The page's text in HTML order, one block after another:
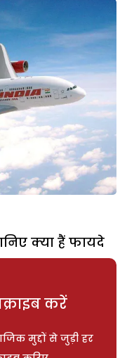
क्या हैं फायदे
करें
मुद्दों से जुड़ी हर